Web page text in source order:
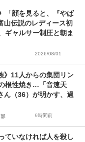
「顔を見ると、『やば
伝説のレディース初
ギャルサー制圧と朝ま
2026/08/01
》11人からの集団リン
根性焼き…「音速天
ん（36）が明かす、過
部 9時間前
ていなければ人を殺し